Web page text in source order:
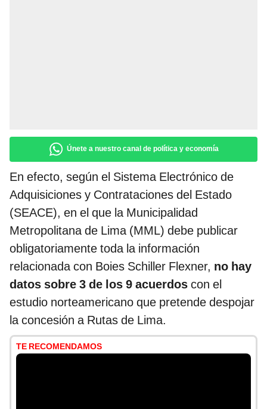
Únete a nuestro canal de política y economía
En efecto, según el Sistema Electrónico de
Adquisiciones y Contrataciones del Estado
(SEACE), en el que la Municipalidad
Metropolitana de Lima (MML) debe publicar
obligatoriamente toda la información
relacionada con Boies Schiller Flexner, no hay
datos sobre 3 de los 9 acuerdos con el
estudio norteamericano que pretende despojar
la concesión a Rutas de Lima.
TE RECOMENDAMOS